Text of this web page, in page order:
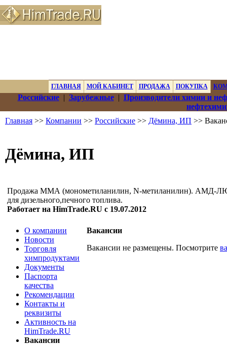
ГЛАВНАЯ МОЙ КАБИНЕТ ПРОДАЖА ПОКУПКА
Российские| Зарубежные| Производители химии и
Главная >> Компании >> Российские >> Дёмина, ИП >>
Дёмина, ИП
Продажа ММА (монометиланилин, N-метиланилин). АМД-
для дизельного,печного топлива.
Работает на HimTrade.RU с 19.07.2012
О компании
Новости
Торговля
химпродуктами
Документы
Паспорта
качества
Рекомендации
Контакты и
реквизиты
Активность на
HimTrade.RU
Вакансии
Вакансии
Вакансии не размещены. Посмотрите